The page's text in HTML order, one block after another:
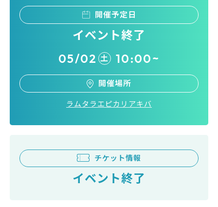
開催予定日
イベント終了
05/02 土 10:00~
開催場所
ラムタラエピカリアキバ
チケット情報
イベント終了